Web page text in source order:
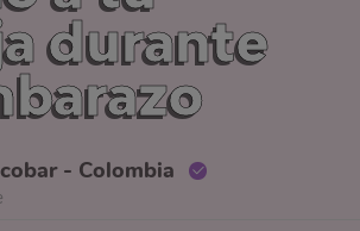
durante
- Colombia